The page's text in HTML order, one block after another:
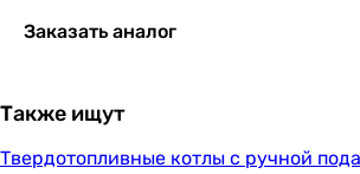
Заказать аналог
Также ищут
Твердотопливные котлы с ручной